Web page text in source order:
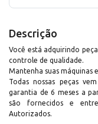
Descrição
Você está adquirindo
controle de qualidade.
Mantenha suas máquinas
Todas nossas peças
garantia de 6 meses a
são fornecidos e
Autorizados.